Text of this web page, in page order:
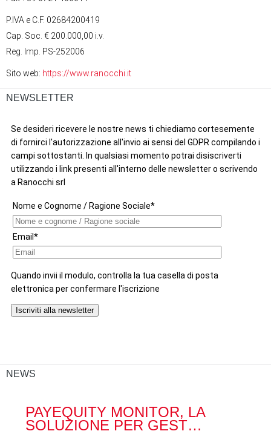
P.IVA e C.F. 02684200419
Cap. Soc. € 200.000,00 i.v.
Reg. Imp. PS-252006
Sito web: https://www.ranocchi.it
NEWSLETTER
NEWS
PAYEQUITY MONITOR, LA
SOLUZIONE PER GEST…